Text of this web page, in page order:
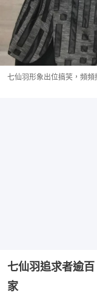
七仙羽形象出位搞笑，頻頻
七仙羽追求者逾
家